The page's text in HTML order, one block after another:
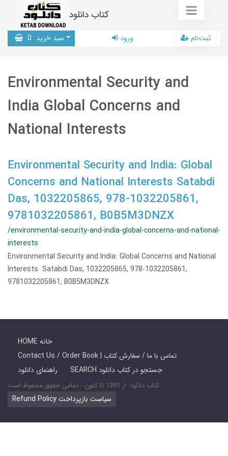
کتاب دانلود
سبد خرید 0 ورود ثبت‌نام
Environmental Security and
India Global Concerns and
National Interests
Environmental Security and India: Global
Concerns and National Interests Satabdi
Das, 1032205865, 978-1032205861,
9781032205861, B0B5M3DNZX
/environmental-security-and-india-global-concerns-and-national-
interests
Environmental Security and India: Global Concerns and National
Interests Satabdi Das, 1032205865, 978-1032205861,
9781032205861, B0B5M3DNZX
HOME خانه
Contact Us / Order Book | تماس با ما / سفارش کتاب
راهنمای دانلود
SEARCH جستجو در کتاب دانلود
کتاب دانلود: از 1391 تا کنون - تمامی حقوق محفوظ است
Refund Policy سیاست بازپرداخت